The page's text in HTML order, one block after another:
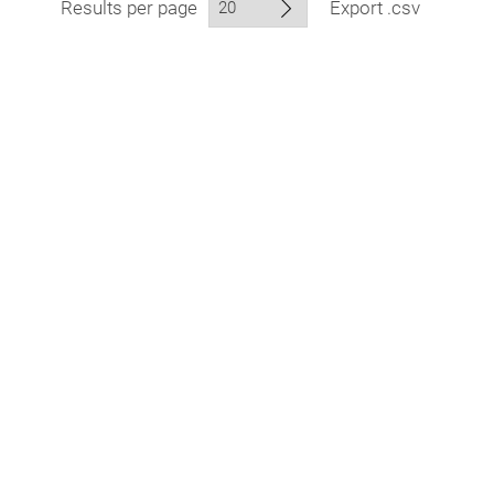
Results per page Export .csv